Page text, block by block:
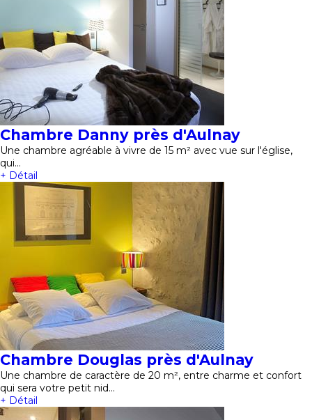
Chambre Danny près d'Aulnay
Une chambre agréable à vivre de 15 m² avec vue sur l'église,
qui…
+ Détail
Chambre Douglas près d'Aulnay
Une chambre de caractère de 20 m², entre charme et confort
qui sera votre petit nid…
+ Détail